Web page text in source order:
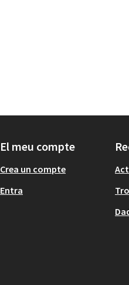
El meu compte
Crea un compte
Entra